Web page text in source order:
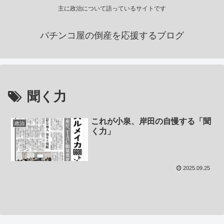
主に政治について語っているサイトです
パチンコ屋の倒産を応援するブログ
聞く力
政治
これが小泉、岸田の自慢する「聞
く力」
2025.09.25